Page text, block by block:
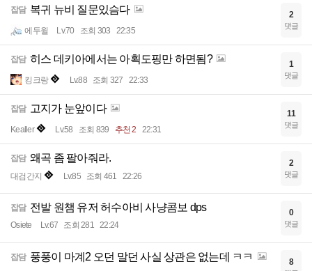
잡담 복귀 뉴비 질문있슴다
에두윌 Lv.70 조회 303 22:35
2
댓글
잡담 히스 데키아에서는 아획도핑만 하면됨?
킹크랑 Lv.88 조회 327 22:33
1
댓글
잡담 고지가 눈앞이다
Kealler Lv.58 조회 839 추천 2 22:31
11
댓글
잡담 왜곡 좀 팔아줘라.
대검간지 Lv.85 조회 461 22:26
2
댓글
잡담 전발 원챔 유저 허수아비 사냥콤보 dps
Osiete Lv.67 조회 281 22:24
0
댓글
잡담 풍풍이 마계2 오던 말던 사실 상관은 없는데 ㅋㅋ 8